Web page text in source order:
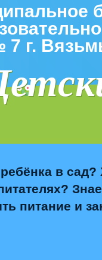
7 г.
в сад?
питание и